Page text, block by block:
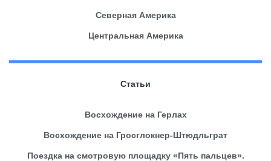
Северная Америка
Центральная Америка
Статьи
Восхождение на Герлах
Восхождение на Гросглокнер-Штюдльграт
Поездка на смотровую площадку «Пять пальцев».